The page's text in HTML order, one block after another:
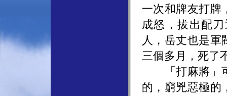
一次和牌友打牌
成怒，拔出配
人，岳丈也是軍
三個多月，死了
「打麻將」可
的，窮兇惡極的